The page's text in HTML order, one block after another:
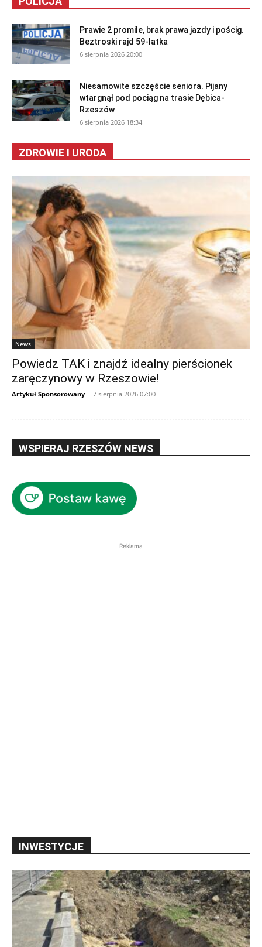
Prawie 2 promile, brak prawa jazdy i pościg.
Beztroski rajd 59-latka
6 sierpnia 2026 20:00
Niesamowite szczęście seniora. Pijany
wtargnął pod pociąg na trasie Dębica-
Rzeszów
6 sierpnia 2026 18:34
ZDROWIE I URODA
News
Powiedz TAK i znajdź idealny pierścionek
zaręczynowy w Rzeszowie!
Artykuł Sponsorowany - 7 sierpnia 2026 07:00
WSPIERAJ RZESZÓW NEWS
Reklama
INWESTYCJE